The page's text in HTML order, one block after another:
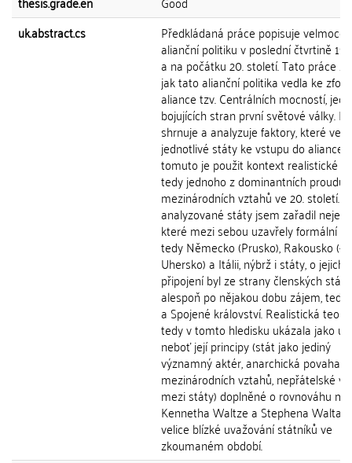
uk.abstract.cs
Předkládaná práce popisuje
alianční politiku v poslední čtvrtině
a na počátku 20. století. Tato práce
jak tato alianční politika vedla ke
aliance tzv. Centrálních mocností,
bojujících stran první světové války.
shrnuje a analyzuje faktory, které
jednotlivé státy ke vstupu do aliance.
tomuto je použit kontext realistické
tedy jednoho z dominantních proudů
mezinárodních vztahů ve 20. století.
analyzované státy jsem zařadil nejen
které mezi sebou uzavřely formální
tedy Německo (Prusko), Rakousko (-
Uhersko) a Itálii, nýbrž i státy, o jejichž
připojení byl ze strany členských států
alespoň po nějakou dobu zájem, tedy
a Spojené království. Realistická
tedy v tomto hledisku ukázala jako
neboť její principy (stát jako jediný
významný aktér, anarchická povaha
mezinárodních vztahů, nepřátelské
mezi státy) doplněné o rovnováhu
Kennetha Waltze a Stephena Walta,
velice blízké uvažování státníků ve
zkoumaném období.